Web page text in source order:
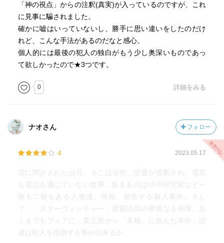
「神の視点」からの注釈(真実)が入っているのですが、これ
に見事に騙されました。
確かに嘘はいっていないし、勝手に思い違いをしたのだけ
れど、こんな手法があるのだなと感心。
個人的には最後の犯人の独白がもう少し奥深いものであっ
て欲しかったので★3つです。
0 詳細をみる
ナオさん フォロー
4 2023.05.17
雪に閉ざされた山荘。そこは当然、交通が遮断され、電気
も電話も通じていない世界。集まるのはUFO研究家など一
癖も二癖もある人物達。突如、発生する殺人事件。そし
て、「スターウォッチャー」星園詩郎の華麗なる推理。あ
くまでもフェアに、真正面から「本格」に挑んだ本作、読
者は犯人を指摘する事が出来るか。